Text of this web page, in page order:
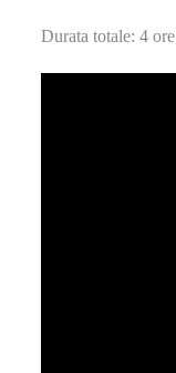
Durata totale: 4 ore